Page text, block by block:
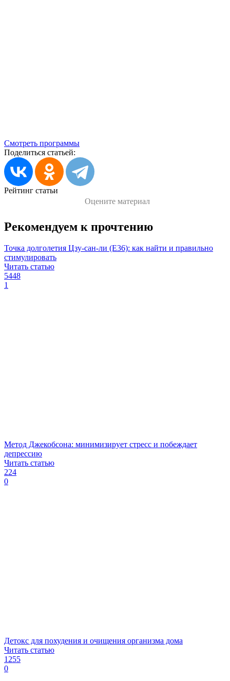
Смотреть программы
Поделиться статьей:
Рейтинг статьи
Оцените материал
Рекомендуем к прочтению
Точка долголетия Цзу-сан-ли (Е36): как найти и правильно
стимулировать
Читать статью
5448
1
Метод Джекобсона: минимизирует стресс и побеждает
депрессию
Читать статью
224
0
Детокс для похудения и очищения организма дома
Читать статью
1255
0